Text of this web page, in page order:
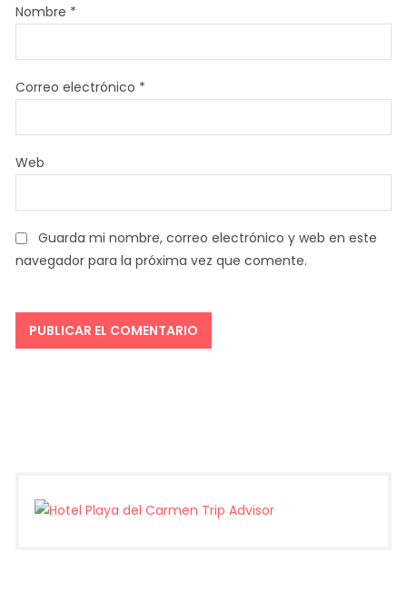
Nombre *
Correo electrónico *
Web
Guarda mi nombre, correo electrónico y web en este
navegador para la próxima vez que comente.